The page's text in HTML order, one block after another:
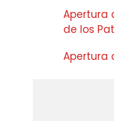
Apertura
de los
Apertura